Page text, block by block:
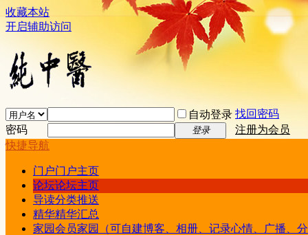
收藏本站
开启辅助访问
自动登录 找回密码
密码
登录
注册为会员
快捷导航
门户门户主页
论坛论坛主页
导读分类推送
精华精华汇总
家园会员家园（可自建博客、相册、记录心情、广播、